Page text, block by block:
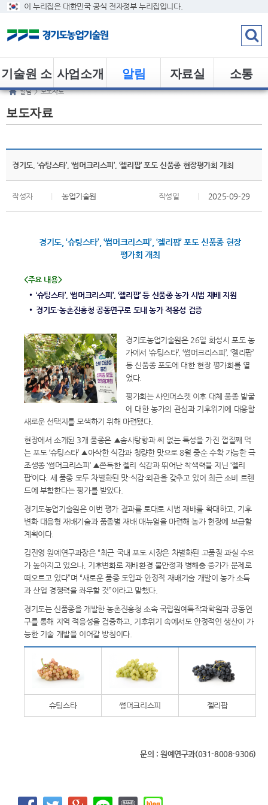
이 누리집은 대한민국 공식 전자정부 누리집입니다.
소통
자료실
알림
사업소개
기술원 소
알림 > 보도자료
보도자료
경기도, ‘슈팅스타’, ‘썸머크리스피’, ‘젤리팝’ 포도 신품종 현장평가회 개최
작성자 농업기술원 작성일 2025-09-29
경기도, ‘슈팅스타’, ‘썸머크리스피’, ‘젤리팝’ 포도 신품종 현장
평가회 개최
<주요 내용>
‘슈팅스타’, ‘썸머크리스피’, ‘젤리팝’ 등 신품종 농가 시범 재배 지원
경기도-농촌진흥청 공동연구로 도내 농가 적응성 검증
경기도농업기술원은 26일 화성시 포도 농
가에서 ‘슈팅스타’, ‘썸머크리스피’, ‘젤리팝’
등 신품종 포도에 대한 현장 평가회를 열
었다.
평가회는 샤인머스켓 이후 대체 품종 발굴
에 대한 농가의 관심과 기후위기에 대응할
새로운 선택지를 모색하기 위해 마련됐다.
현장에서 소개된 3개 품종은 ▲솜사탕향과 씨 없는 특성을 가진 껍질째 먹
는 포도 ‘슈팅스타’ ▲아삭한 식감과 청량한 맛으로 8월 중순 수확 가능한 극
조생종 ‘썸머크리스피’ ▲쫀득한 젤리 식감과 뛰어난 착색력을 지닌 ‘젤리
팝’이다. 세 품종 모두 차별화된 맛·식감·외관을 갖추고 있어 최근 소비 트렌
드에 부합한다는 평가를 받았다.
경기도농업기술원은 이번 평가 결과를 토대로 시범 재배를 확대하고, 기후
변화 대응형 재배기술과 품종별 재배 매뉴얼을 마련해 농가 현장에 보급할
계획이다.
김진영 원예연구과장은 “최근 국내 포도 시장은 차별화된 고품질 과실 수요
가 높아지고 있으나, 기후변화로 재배환경 불안정과 병해충 증가가 문제로
떠오르고 있다”며 “새로운 품종 도입과 안정적 재배기술 개발이 농가 소득
과 산업 경쟁력을 좌우할 것”이라고 말했다.
경기도는 신품종을 개발한 농촌진흥청 소속 국립원예특작과학원과 공동연
구를 통해 지역 적응성을 검증하고, 기후위기 속에서도 안정적인 생산이 가
능한 기술 개발을 이어갈 방침이다.
슈팅스타 썸머크리스피 젤리팝
문의 : 원예연구과(031-8008-9306)